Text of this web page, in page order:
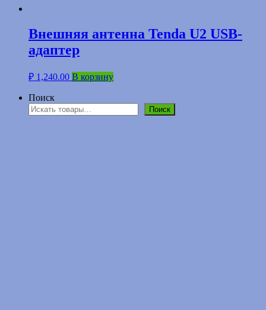
Внешняя антенна Tenda U2 USB-
адаптер
₽ 1,240.00 В корзину
Поиск
Поиск